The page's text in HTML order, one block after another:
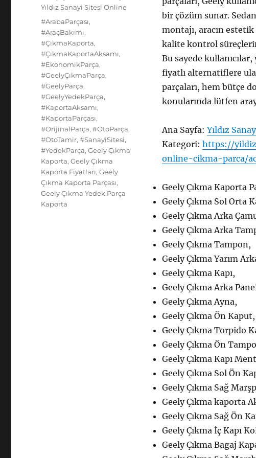
bir çözüm sunar.
montajı, aracın estetik
kalite kontrol
Bu sayede
fiyatlı alternatiflere
parçaları, hem bütçe
konularında lütfen
Ana Sayfa:Yıldız
Kategori: https://
online-cikma-parca/
Geely Çıkma Kaporta
Geely Çıkma Sol Orta
Geely Çıkma Arka
Geely Çıkma Arka
Geely Çıkma Tampon,
Geely Çıkma Yarım
Geely Çıkma Kapı,
Geely Çıkma Arka
Geely Çıkma Ayna,
Geely Çıkma Ön Kaput,
Geely Çıkma Torpido
Geely Çıkma Ön
Geely Çıkma Kapı
Geely Çıkma Sol Ön
Geely Çıkma Sağ
Geely Çıkma kaporta
Geely Çıkma Sağ Ön
Geely Çıkma İç Kapı
Geely Çıkma Bagaj
Yıldız Sanayi Sitesi Online
Etiketler
#ArabaParçası,
#AraçBakımı,
#ÇıkmaKaporta,
#ÇıkmaKaportaAksamı,
#EkonomikParça,
#GeelyÇıkmaParça,
#GeelyParça,
#GeelyYedekParça,
#KaportaAksamı,
#KaportaParçası,
#OrijinalParça,#OtoParça,
#OtoTamir,#SanayiSitesi,
#YedekParça,Geely Çıkma
Kaporta,Geely Çıkma
Kaporta Fiyatları,Geely
Çıkma Kaporta Parçası,
Geely Çıkma Yedek Parça
Kaporta